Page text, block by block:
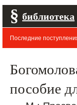
§ библиотека
Последние
пособие